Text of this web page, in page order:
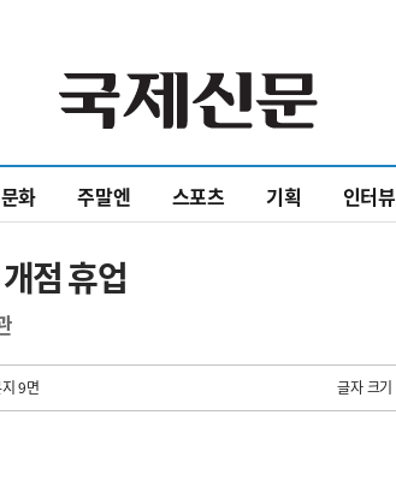
문화 주말엔 스포츠 기획 인터뷰
점 휴업
9면 글자 크기